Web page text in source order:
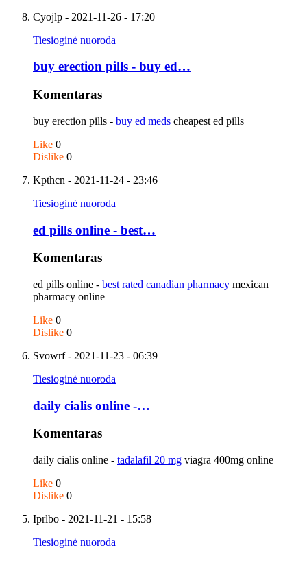
Cyojlp - 2021-11-26 - 17:20
Tiesioginė nuoroda
buy erection pills - buy ed…
Komentaras
buy erection pills - buy ed meds cheapest ed pills
Like 0
Dislike 0
Kpthcn - 2021-11-24 - 23:46
Tiesioginė nuoroda
ed pills online - best…
Komentaras
ed pills online - best rated canadian pharmacy mexican
pharmacy online
Like 0
Dislike 0
Svowrf- 2021-11-23 - 06:39
Tiesioginė nuoroda
daily cialis online -…
Komentaras
daily cialis online - tadalafil 20 mg viagra 400mg online
Like 0
Dislike 0
Iprlbo - 2021-11-21 - 15:58
Tiesioginė nuoroda